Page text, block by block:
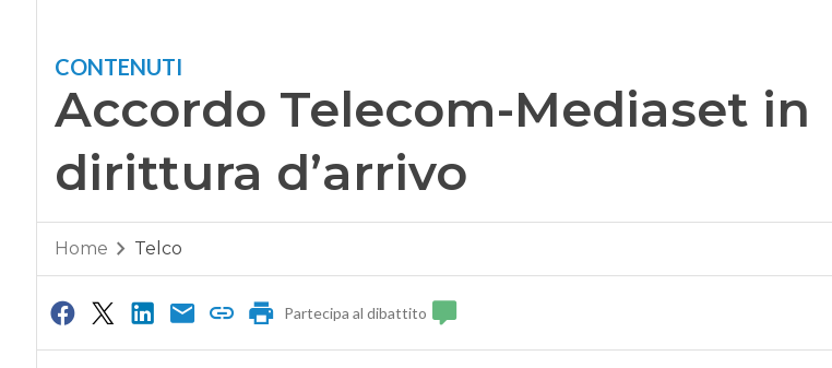
CONTENUTI
Accordo Telecom-Mediaset in
dirittura d’arrivo
Home Telco
Partecipa al dibattito